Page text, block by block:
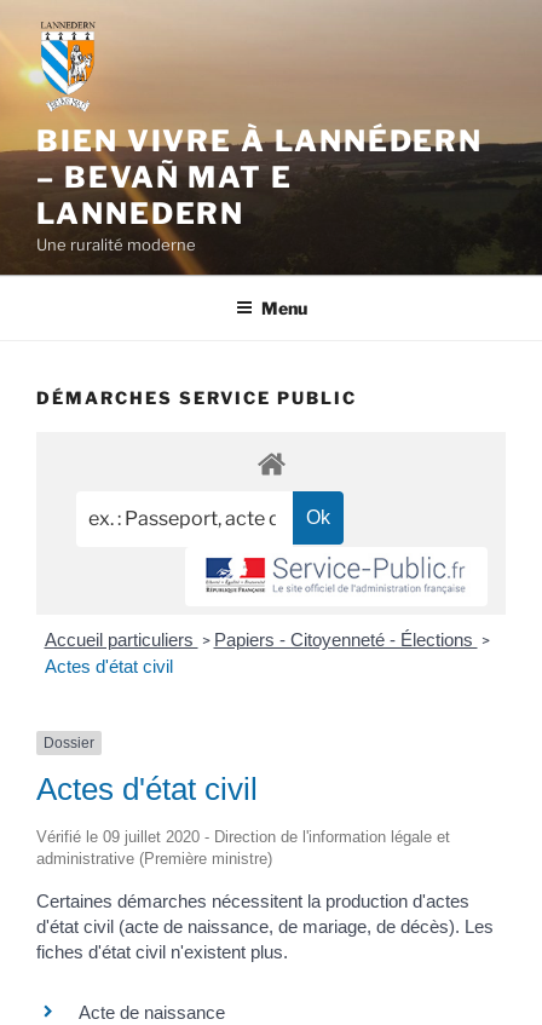
contenu
principal
BIEN VIVRE À LANNÉDERN
– BEVAÑ MAT E
LANNEDERN
Une ruralité moderne
Menu
DÉMARCHES SERVICE PUBLIC
Accueil particuliers > Papiers - Citoyenneté - Élections >
Actes d'état civil
Dossier
Actes d'état civil
Vérifié le 09 juillet 2020 - Direction de l'information légale et
administrative (Première ministre)
Certaines démarches nécessitent la production d'actes
d'état civil (acte de naissance, de mariage, de décès). Les
fiches d'état civil n'existent plus.
Acte de naissance